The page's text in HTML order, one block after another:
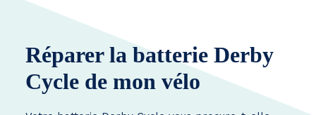
Réparer la batterie Derby
Cycle de mon vélo